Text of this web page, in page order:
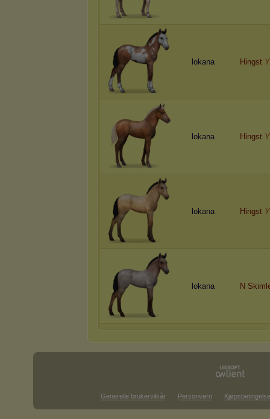
lokana Hingst
lokana Hingst
lokana Hingst
lokana N
Generelle brukervilkår Personvern